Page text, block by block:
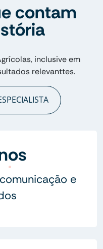
contam
inclusive em
relevanttes.
e